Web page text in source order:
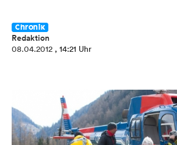
Chronik
Redaktion
08.04.2012 , 14:21 Uhr